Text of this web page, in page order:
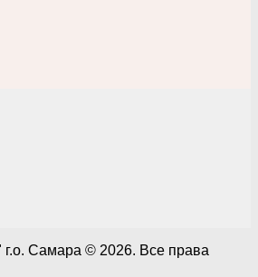
г.о. Самара © 2026. Все права